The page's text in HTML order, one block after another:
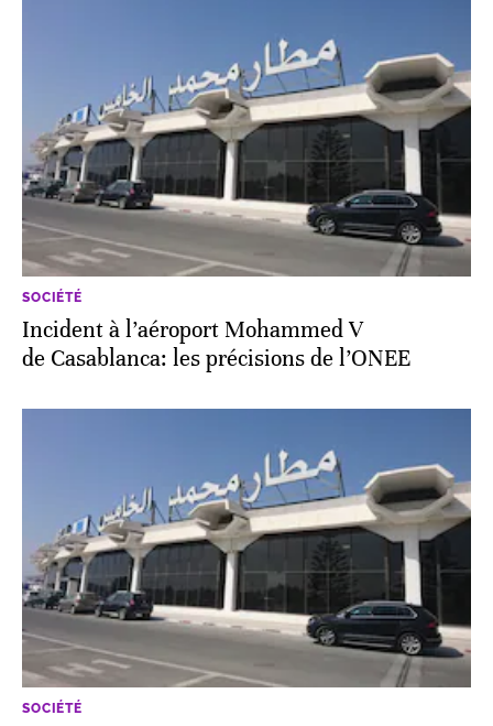
SOCIÉTÉ
Incident à l’aéroport Mohammed V
de Casablanca: les précisions de l’ONEE
SOCIÉTÉ